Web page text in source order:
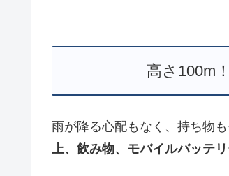
高さ100m
雨が降る心配もなく、持ち物
上、飲み物、モバイルバッテ